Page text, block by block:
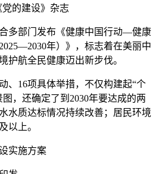
党的建设》杂志
部门发布《健康中国行动—健康
年）》，标志着在美丽中
护航全民健康迈出新步伐。
16项具体举措，不仅构建起“个
，还确定了到2030年要达成的两
水质达标情况持续改善；居民环境
以上。
实施方案